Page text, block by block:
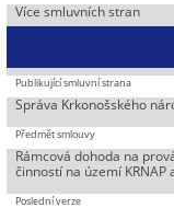
Více smluvních stran
Správa Krkonošského
Rámcová dohoda na
činností na území